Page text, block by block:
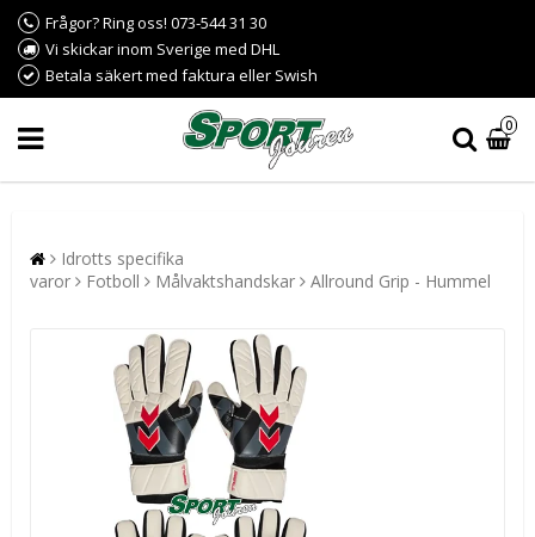
Frågor? Ring oss! 073-544 31 30
Vi skickar inom Sverige med DHL
Betala säkert med faktura eller Swish
0
Idrotts specifika
varor
Fotboll Målvaktshandskar Allround Grip - Hummel